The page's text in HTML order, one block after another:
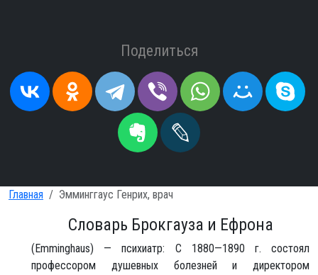
Поделиться
Главная Эмминггаус Генрих, врач
Словарь Брокгауза и Ефрона
(Emminghaus) — психиатр: С 1880—1890 г. состоял
профессором душевных болезней и директором